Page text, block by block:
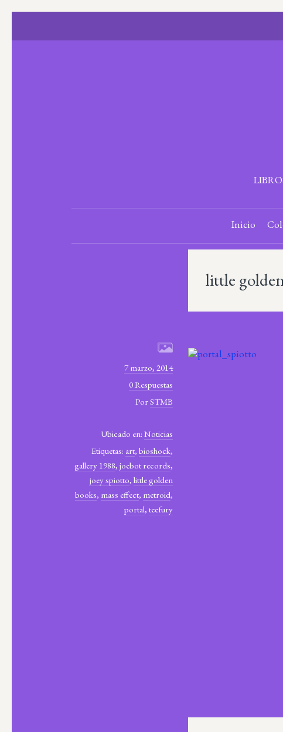
Inicio
little
7 marzo, 2014
0 Respuestas
PorSTMB
Ubicado en:Noticias
Etiquetas: art,bioshock,
gallery 1988,joebot records,
joey spiotto,little golden
books, mass effect, metroid,
portal,teefury